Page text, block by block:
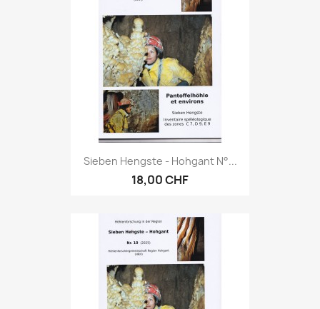
Sieben Hengste - Hohgant N°...
18,00 CHF